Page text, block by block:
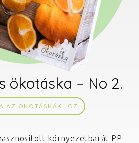
ökotáska – No 2.
AZ ÖKOTÁSKÁKHOZ
környezetbarát PP